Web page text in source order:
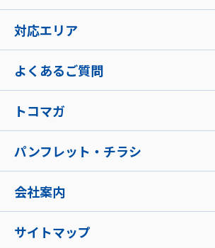
対応エリア
よくあるご質問
トコマガ
パンフレット・チラシ
会社案内
サイトマップ